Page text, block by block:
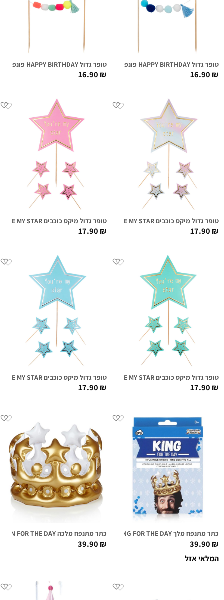
טופר גדול HAPPY BIRTHDAY פונפונים כחולים
16.90₪
טופר גדול HAPPY BIRTHDAY פונפונים צבעוניים
16.90₪
טופר גדול מיקס כוכבים YOU'RE MY STAR אומברה זהב
17.90₪
טופר גדול מיקס כוכבים YOU'RE MY STAR ורוד זהב
17.90₪
טופר גדול מיקס כוכבים YOU'RE MY STAR מנטה זהב
17.90₪
טופר גדול מיקס כוכבים YOU'RE MY STAR תכלת כסף
17.90₪
כתר מתנפח מלך KING FOR THE DAY
39.90₪
המלאי אזל
כתר מתנפח מלכה QUEEN FOR THE DAY
39.90₪